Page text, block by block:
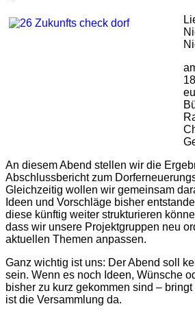
An diesem Abend stellen wir die
Abschlussbericht zum
Gleichzeitig wollen wir gemeinsam
Ideen und Vorschläge bisher
diese künftig weiter strukturieren
dass wir unsere Projektgruppen neu
aktuellen Themen anpassen.
Ganz wichtig ist uns: Der Abend soll
sein. Wenn es noch Ideen, Wünsche
bisher zu kurz gekommen sind –
ist die Versammlung da.